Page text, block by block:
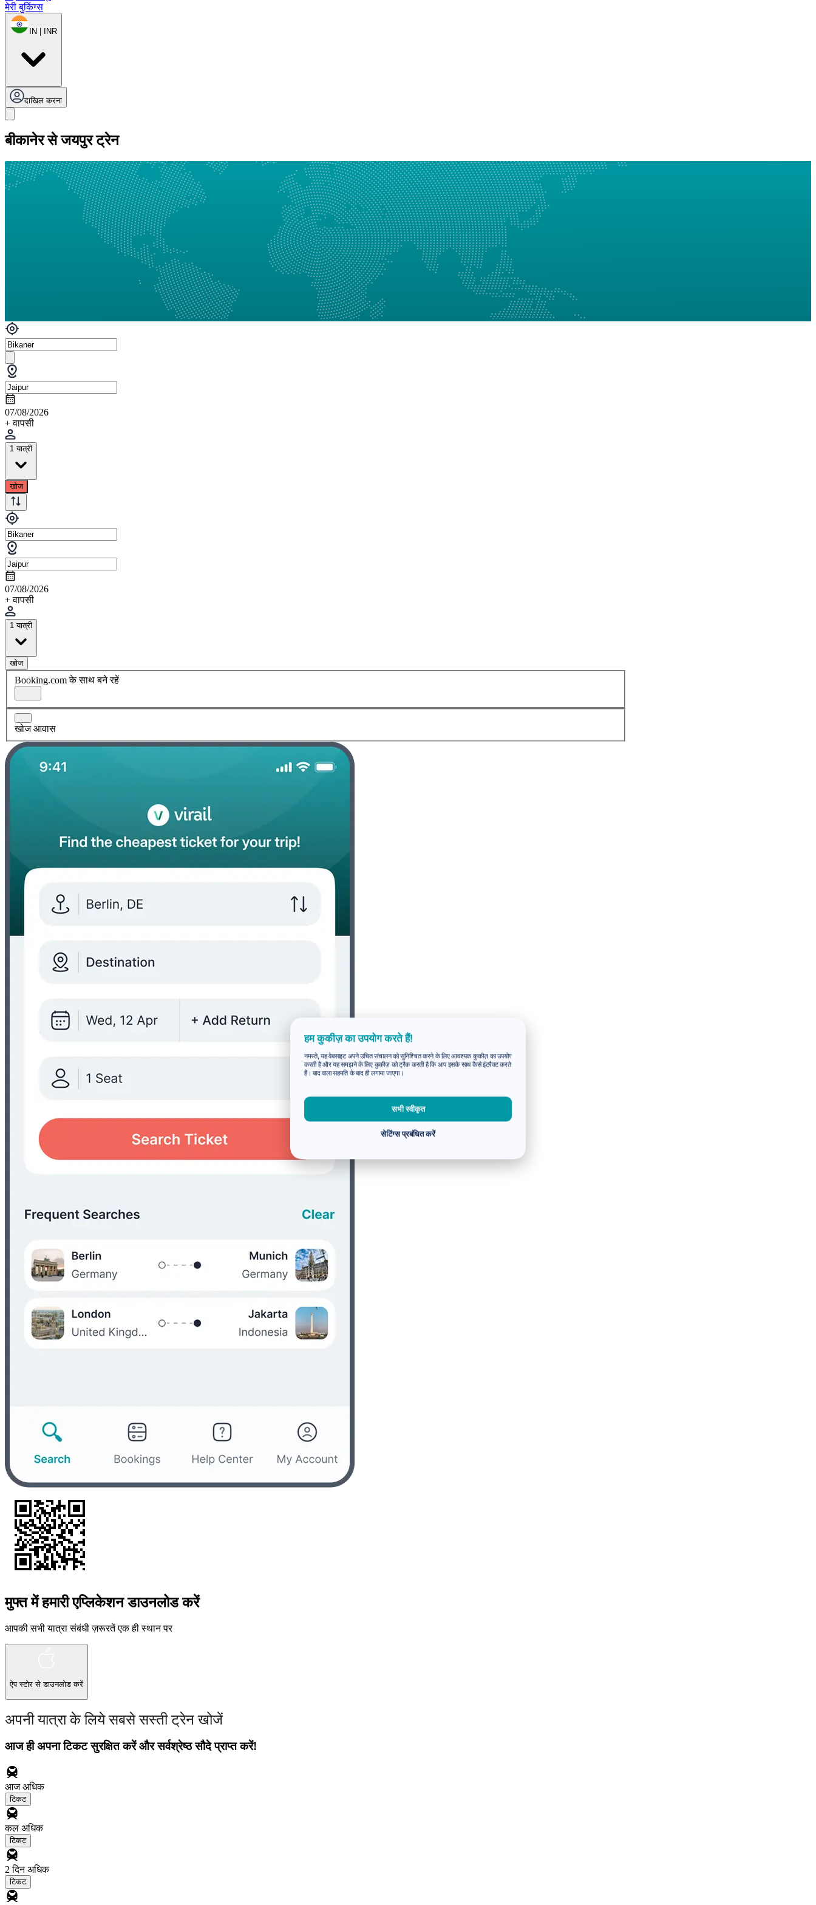
मेरी बुकिंग्स
IN | INR
दाखिल करना
बीकानेर से जयपुर ट्रेन
07/08/2026
+ वापसी
1 यात्री
खोज
07/08/2026
+ वापसी
1 यात्री
खोज
Booking.com के साथ बने रहें
खोज आवास
मुफ्त में हमारी एप्लिकेशन डाउनलोड करें
आपकी सभी यात्रा संबंधी ज़रूरतें एक ही स्थान पर
ऐप स्टोर से डाउनलोड करें
अपनी यात्रा के लिये सबसे सस्ती ट्रेन खोजें
आज ही अपना टिकट सुरक्षित करें और सर्वश्रेष्ठ सौदे प्राप्त करें!
आजअधिक
टिकट
कल अधिक
टिकट
2 दिनअधिक
टिकट
हम कुकीज़ का उपयोग करते हैं!
नमस्ते, यह वेबसाइट अपने उचित संचालन को सुनिश्चित करने के लिए आवश्यक कुकीज़ का उपयोग
करती है और यह समझने के लिए कुकीज़ को ट्रैक करती है कि आप इसके साथ कैसे इंटरैक्ट करते
हैं। बाद वाला सहमति के बाद ही लगाया जाएगा।
सभी स्वीकृत
सेटिंग्स प्रबंधित करें